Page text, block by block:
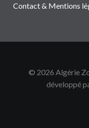
Contact & Mentions
© 2026 Algérie
développé